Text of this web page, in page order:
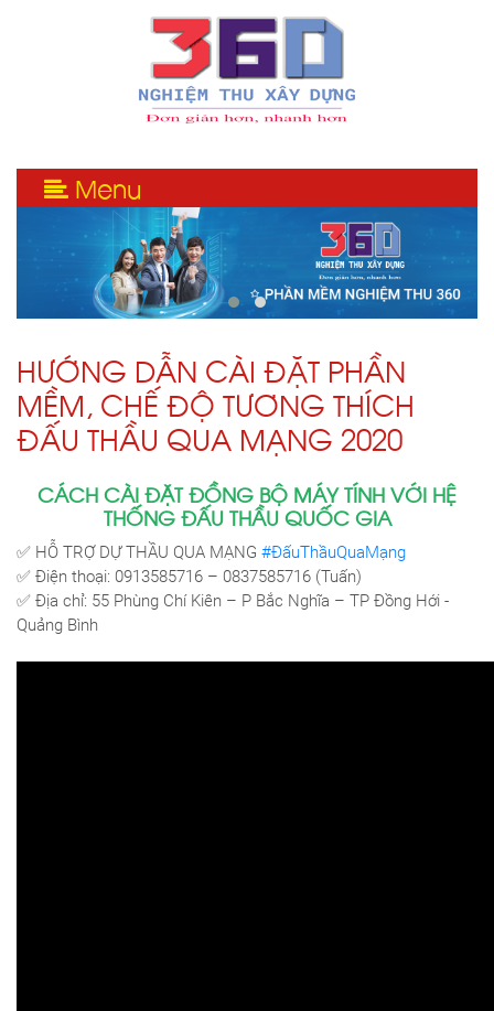
Menu
HƯỚNG DẪN CÀI ĐẶT PHẦN
MỀM, CHẾ ĐỘ TƯƠNG THÍCH
ĐẤU THẦU QUA MẠNG 2020
CÁCH CÀI ĐẶT ĐỒNG BỘ MÁY TÍNH VỚI HỆ
THỐNG ĐẤU THẦU QUỐC GIA
✅ HỖ TRỢ DỰ THẦU QUA MẠNG #ĐấuThầuQuaMạng
✅ Điện thoại: 0913585716 – 0837585716 (Tuấn)
✅ Địa chỉ: 55 Phùng Chí Kiên – P Bắc Nghĩa – TP Đồng Hới -
Quảng Bình